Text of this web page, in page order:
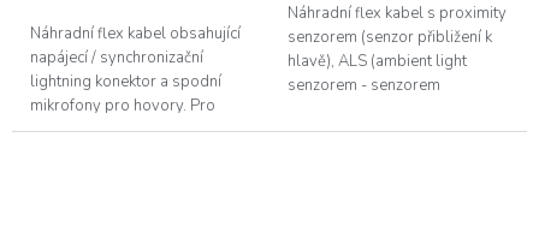
Náhradní flex kabel obsahující
napájecí / synchronizační
lightning konektor a spodní
mikrofony pro hovory. Pro
výměnu u Apple iPhone 14
hvězdiček.
Náhradní flex kabel s proximity
senzorem (senzor přibližení k
hlavě), ALS (ambient light
senzorem - senzorem
horním mikrofonem. Tento flex